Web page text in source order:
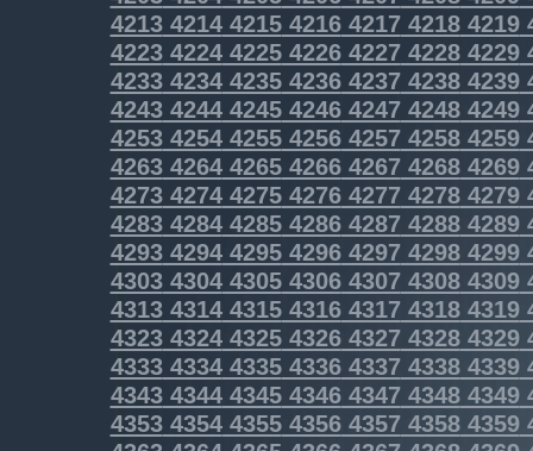
4213421442154216421742184219
4223422442254226422742284229
4233423442354236423742384239
4243424442454246424742484249
4253425442554256425742584259
4263426442654266426742684269
4273427442754276427742784279
4283428442854286428742884289
4293429442954296429742984299
4303430443054306430743084309
43134314431543164317 43184319
43234324432543264327 43284329
43334334433543364337 43384339
4343434443454346434743484349
4353435443554356435743584359